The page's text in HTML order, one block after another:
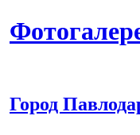
Город